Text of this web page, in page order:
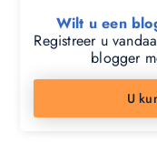
Wilt u een
Registreer u
blogger
U